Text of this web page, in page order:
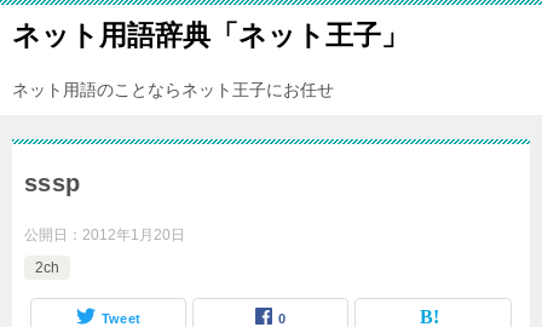
ネット用語辞典「ネット王子」
ネット用語のことならネット王子にお任せ
sssp
公開日： 2012年1月20日
2ch
Tweet 0